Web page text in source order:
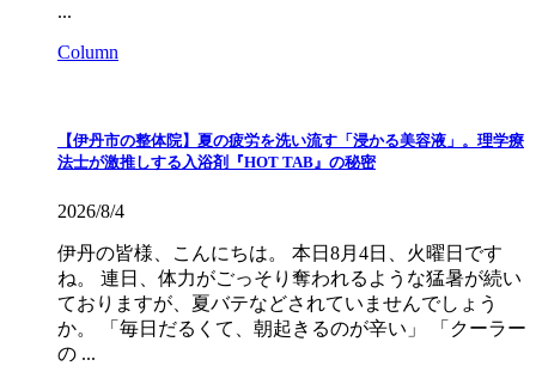
...
Column
【伊丹市の整体院】夏の疲労を洗い流す「浸かる美容液」。理学療
法士が激推しする入浴剤『HOT TAB』の秘密
2026/8/4
伊丹の皆様、こんにちは。 本日8月4日、火曜日です
ね。 連日、体力がごっそり奪われるような猛暑が続い
ておりますが、夏バテなどされていませんでしょう
か。 「毎日だるくて、朝起きるのが辛い」 「クーラー
の ...